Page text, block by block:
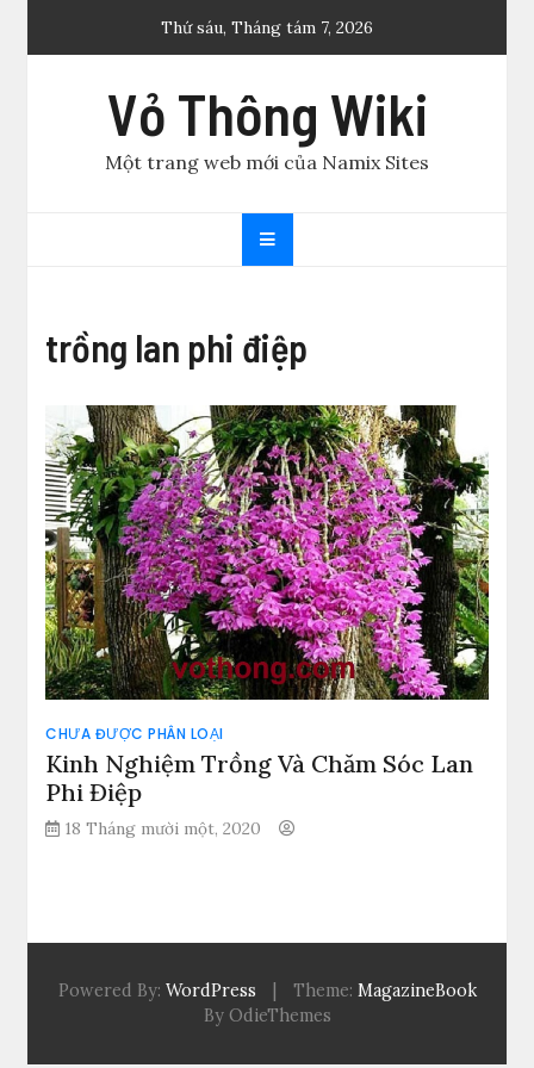
Thứ sáu, Tháng tám 7, 2026
Vỏ Thông Wiki
Một trang web mới của Namix Sites
trồng lan phi điệp
CHƯA ĐƯỢC PHÂN LOẠI
Kinh Nghiệm Trồng Và Chăm Sóc Lan
Phi Điệp
18 Tháng mười một, 2020
Powered By: WordPress Theme: MagazineBook
By OdieThemes